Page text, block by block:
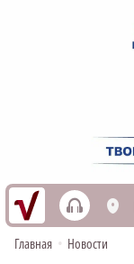
h L
Главная • Новости